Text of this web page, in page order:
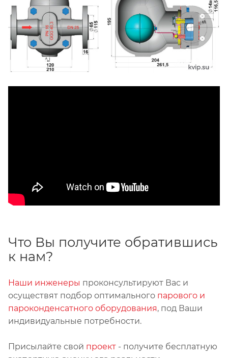
Что Вы получите обратившись
к нам?
Наши инженеры проконсультируют Вас и
осуществят подбор оптимального парового и
пароконденсатного оборудования, под Ваши
индивидуальные потребности.
Присылайте свой проект - получите бесплатную